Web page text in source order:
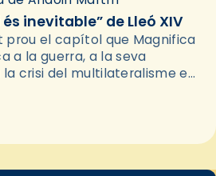
inevitable” de Lleó XIV
prou el capítol que Magnifica
a la guerra, a la seva
crisi del multilateralisme en